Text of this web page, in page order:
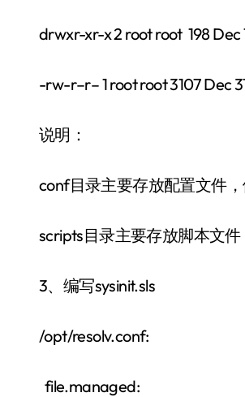
drwxr-xr-x 2 root root 198 Dec
-rw-r–r– 1 root root 3107 Dec
说明：
conf目录主要存放配置文件，
scripts目录主要存放脚本文
3、编写sysinit.sls
/opt/resolv.conf:
file.managed: